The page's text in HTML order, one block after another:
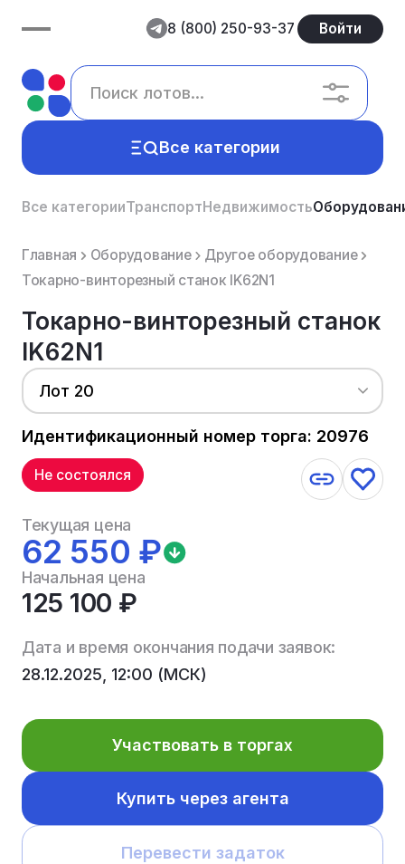
8 (800) 250-93-37 Войти
Все категории
Все категорииТранспортНедвижимость
Главная Оборудование
Другое оборудование
Токарно-винторезный станок IK62N1
Токарно-винторезный станок
IK62N1
Лот 20
Идентификационный номер торга: 20976
Не состоялся
Текущая цена
62 550 ₽
Начальная цена
125 100 ₽
Дата и время окончания подачи заявок:
28.12.2025, 12:00 (МСК)
Участвовать в торгах
Купить через агента
Перевести задаток